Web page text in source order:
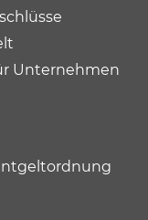
Unternehmen